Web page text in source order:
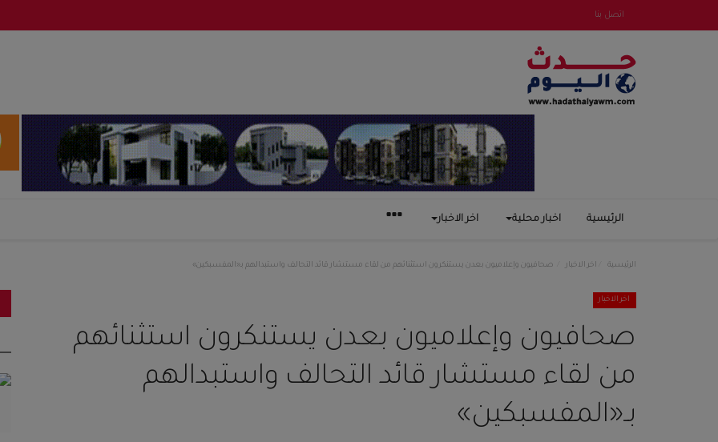
اتصل بنا
الرئيسية اخبار محلية اخر الاخبار
الرئيسية اخر الاخبار صحافيون وإعلاميون بعدن يستنكرون استثنائهم من لقاء مستشار قائد التحالف واستبدالهم بـ«المفسبكين»
اخر الاخبار
صحافيون وإعلاميون بعدن يستنكرون استثنائهم
من لقاء مستشار قائد التحالف واستبدالهم
بـ«المفسبكين»